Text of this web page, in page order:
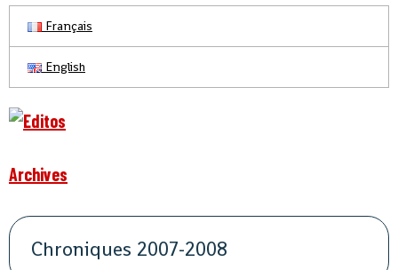
Français
English
Archives
Chroniques 2007-2008